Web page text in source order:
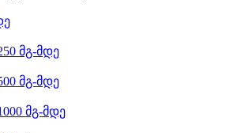
მგ-მდე
მგ-მდე
მგ-მდე